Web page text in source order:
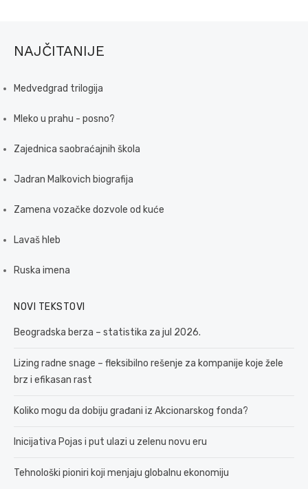
NAJČITANIJE
Medvedgrad trilogija
Mleko u prahu - posno?
Zajednica saobraćajnih škola
Jadran Malkovich biografija
Zamena vozačke dozvole od kuće
Lavaš hleb
Ruska imena
NOVI TEKSTOVI
Beogradska berza – statistika za jul 2026.
Lizing radne snage – fleksibilno rešenje za kompanije koje žele
brz i efikasan rast
Koliko mogu da dobiju građani iz Akcionarskog fonda?
Inicijativa Pojas i put ulazi u zelenu novu eru
Tehnološki pioniri koji menjaju globalnu ekonomiju